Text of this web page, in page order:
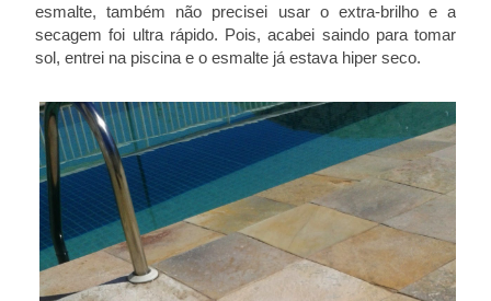
esmalte, também não precisei usar o extra-brilho e a
secagem foi ultra rápido. Pois, acabei saindo para tomar
sol, entrei na piscina e o esmalte já estava hiper seco.